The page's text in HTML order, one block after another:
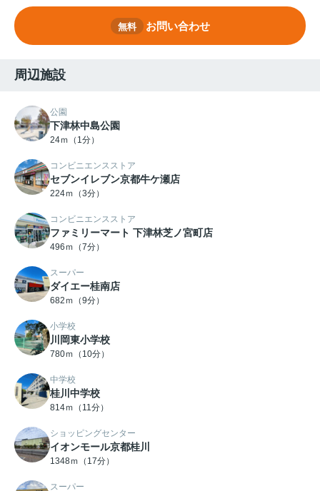
無料 お問い合わせ
周辺施設
公園
下津林中島公園
24ｍ（1分）
コンビニエンスストア
セブンイレブン京都牛ケ瀬店
224ｍ（3分）
コンビニエンスストア
ファミリーマート 下津林芝ノ宮町店
496ｍ（7分）
スーパー
ダイエー桂南店
682ｍ（9分）
小学校
川岡東小学校
780ｍ（10分）
中学校
桂川中学校
814ｍ（11分）
ショッピングセンター
イオンモール京都桂川
1348ｍ（17分）
スーパー